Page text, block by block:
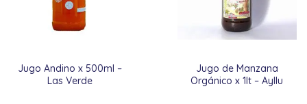
Jugo Andino x 500ml –
Las Verde
Jugo de Manzana
Orgánico x 1lt – Ayllu